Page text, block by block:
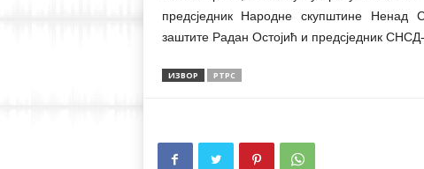
предсједник Народне скупштине Ненад
заштите Радан Остојић и предсједник
ИЗВОР РТРС